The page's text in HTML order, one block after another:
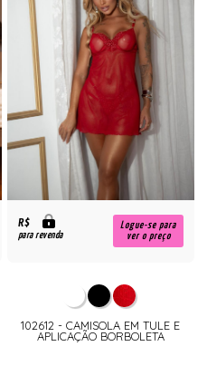
R$
para revenda
Logue-se para
ver o preço
102612 - CAMISOLA EM TULE E
APLICAÇÃO BORBOLETA